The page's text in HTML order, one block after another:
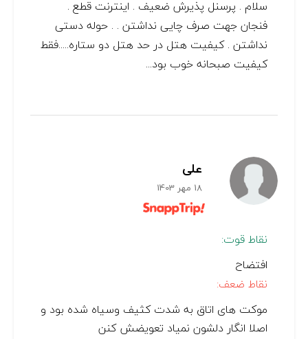
سلام . پرسنل پذیرش ضعیف . اینترنت قطع .
فنجان جهت صرف چایی نداشتن . . حوله دستی
نداشتن . کیفیت هتل در حد هتل دو ستاره.....فقط
کیفیت صبحانه خوب بود...
علی
18 مهر 1403
نقاط قوت:
افتضاح
نقاط ضعف:
موکت های اتاق به شدت کثیف وسیاه شده بود و
اصلا انگار دلشون نمیاد تعویضش کنن